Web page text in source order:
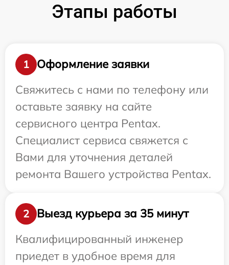
Этапы работы
1
Оформление заявки
Свяжитесь с нами по телефону или
оставьте заявку на сайте
сервисного центра Pentax.
Специалист сервиса свяжется с
Вами для уточнения деталей
ремонта Вашего устройства Pentax.
2
Выезд курьера за 35 минут
Квалифицированный инженер
приедет в удобное время для